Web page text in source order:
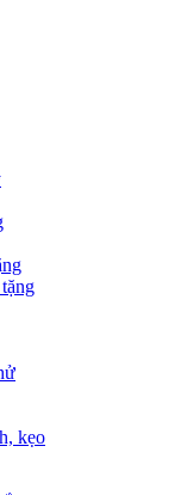
kẹo